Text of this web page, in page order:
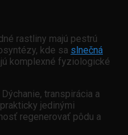
rastliny majú pestrú
kde sa slnečná
komplexné fyziologické
transpirácia a
jedinými
regenerovať pôdu a